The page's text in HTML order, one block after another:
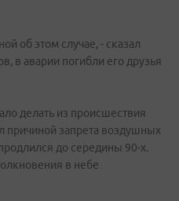
об этом случае, - сказал
в аварии погибли его друзья
делать из происшествия
причиной запрета воздушных
до середины 90-х.
в небе